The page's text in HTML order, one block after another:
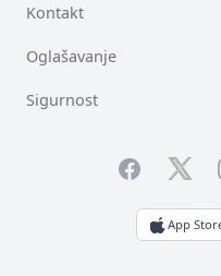
Kontakt
Oglašavanje
Sigurnost
FacebookTwitter
App